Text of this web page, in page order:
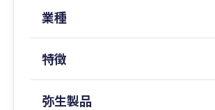
業種
特徴
弥生製品